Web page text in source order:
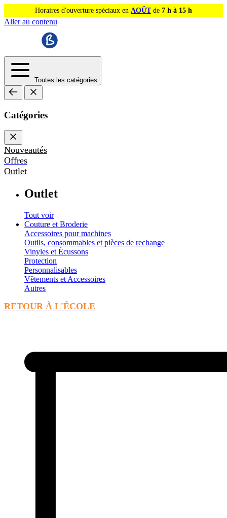
Horaires d'ouverture spéciaux en AOÛTde 7 h à 15 h
Aller au contenu
Toutes les catégories
Catégories
Nouveautés
Offres
Outlet
Outlet
Tout voir
Couture et Broderie
Accessoires pour machines
Outils, consommables et pièces de rechange
Vinyles et Écussons
Protection
Personnalisables
Vêtements et Accessoires
Autres
RETOUR À L'ÉCOLE